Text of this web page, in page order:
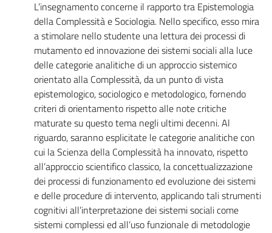
L’insegnamento concerne il rapporto tra Epistemologia
della Complessità e Sociologia. Nello specifico, esso mira
a stimolare nello studente una lettura dei processi di
mutamento ed innovazione dei sistemi sociali alla luce
delle categorie analitiche di un approccio sistemico
orientato alla Complessità, da un punto di vista
epistemologico, sociologico e metodologico, fornendo
criteri di orientamento rispetto alle note critiche
maturate su questo tema negli ultimi decenni. Al
riguardo, saranno esplicitate le categorie analitiche con
cui la Scienza della Complessità ha innovato, rispetto
all’approccio scientifico classico, la concettualizzazione
dei processi di funzionamento ed evoluzione dei sistemi
e delle procedure di intervento, applicando tali strumenti
cognitivi all’interpretazione dei sistemi sociali come
sistemi complessi ed all’uso funzionale di metodologie